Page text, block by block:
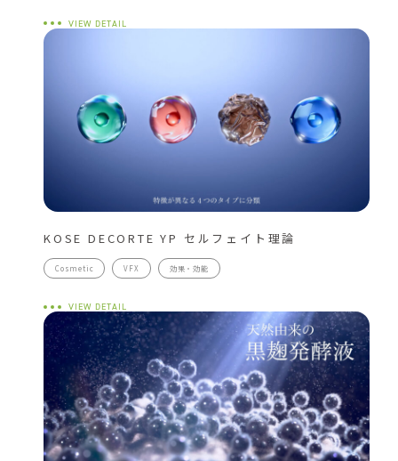
VIEW DETAIL
KOSE DECORTE YP セルフェイト理論
Cosmetic VFX 効果・効能
VIEW DETAIL